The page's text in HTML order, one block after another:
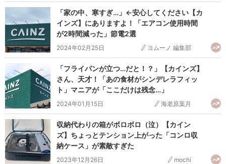
「家の中、寒すぎ…」←安心してください【カ
インズ】にありますよ！「エアコン使用時間
が2時間減った」節電2選
2024年02月25日 ヨムーノ 編集部
「フライパンが立つ…だと！？」【カインズ】
さん、天才！「あの食材がシンデレラフィッ
ト」マニアが「ここだけは残念…」
2024年01月15日 海老原葉月
収納代わりの箱がボロボロ（泣）【カイン
ズ】ちょっとテンション上がった「コンロ収
納ケース」が素敵すぎた
2023年12月26日 mochi